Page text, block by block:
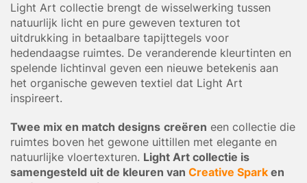
Light Art collectie brengt de wisselwerking tussen
natuurlijk licht en pure geweven texturen tot
uitdrukking in betaalbare tapijttegels voor
hedendaagse ruimtes. De veranderende kleurtinten en
spelende lichtinval geven een nieuwe betekenis aan
het organische geweven textiel dat Light Art
inspireert.
Twee mix en match designs creëren een collectie die
ruimtes boven het gewone uittillen met elegante en
natuurlijke vloertexturen. Light Art collectie is
samengesteld uit de kleuren van Creative Spark en